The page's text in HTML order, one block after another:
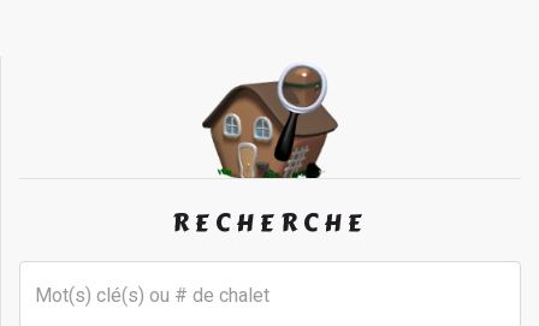
RECHERCHE